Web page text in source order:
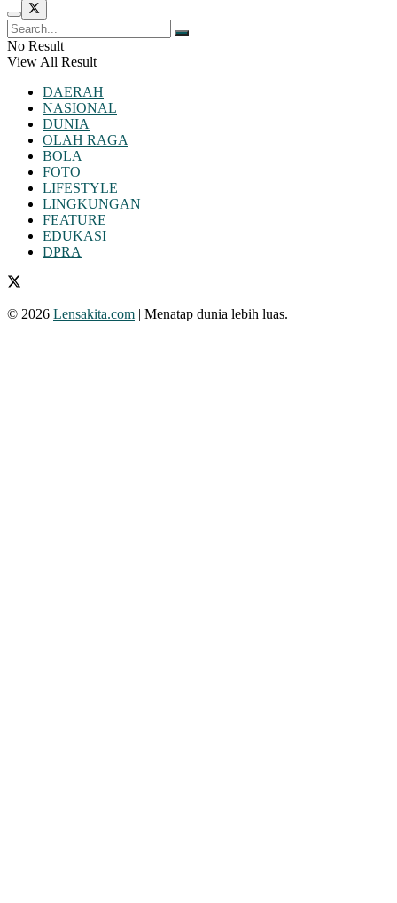
No Result
View All Result
DAERAH
NASIONAL
DUNIA
OLAH RAGA
BOLA
FOTO
LIFESTYLE
LINGKUNGAN
FEATURE
EDUKASI
DPRA
© 2026 Lensakita.com | Menatap dunia lebih luas.